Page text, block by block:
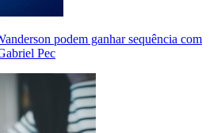
podem ganhar sequência com
Pec